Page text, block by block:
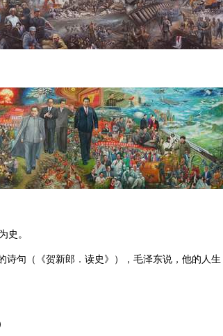
史。
诗句（《贺新郎．读史》），毛泽东说，他的人生